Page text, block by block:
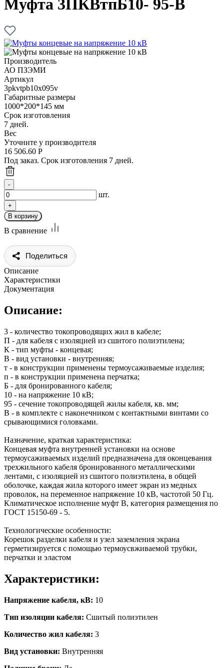
Муфта 3ПКВтпБ10- 95-В
Производитель
АО ПЗЭМИ
Артикул
3pkvtpb10x095v
Габаритные размеры
1000*200*145 мм
Срок изготовления
7 дней.
Вес
Уточните у производителя
16 506.60 Р
Под заказ. Срок изготовления 7 дней.
шт.
В сравнение
Поделиться
Описание
Характеристики
Документация
Описание:
3 - количество токопроводящих жил в кабеле;
П - для кабеля с изоляцией из сшитого полиэтилена;
К - тип муфты - концевая;
В - вид установки - внутренняя;
т - в конструкции применены термоусаживаемые изделия;
п - в конструкции применена перчатка;
Б - для бронированного кабеля;
10 - на напряжение 10 кВ;
95 - сечение токопроводящей жилы кабеля, кв. мм;
В - в комплекте с наконечником с контактными винтами со
срывающимися головками.
Назначение, краткая характеристика:
Концевая муфта внутренней установки на основе
термоусаживаемых изделий предназначена для оконцевания
трехжильного кабеля бронированного металлическими
лентами, с изоляцией из сшитого полиэтилена, в общей
оболочке, каждая жила которого имеет экран из медных
проволок, на переменное напряжение 10 кВ, частотой 50 Гц.
Климатическое исполнение муфт В, категория размещения по
ГОСТ 15150-69 - 5.
Технологические особенности:
Корешок разделки кабеля и узел заземления экрана
герметизируется с помощью термоусвживаемой трубки,
перчатки и эластом
Характеристики:
Напряжение кабеля, кВ: 10
Тип изоляции кабеля: Сшитый полиэтилен
Количество жил кабеля: 3
Вид установки: Внутренняя